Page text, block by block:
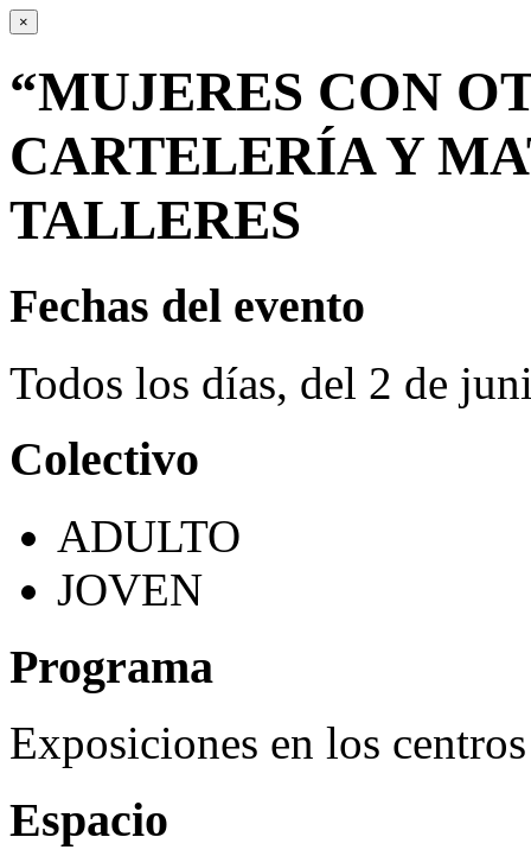
×
“MUJERES CON
CARTELERÍA Y
TALLERES
Fechas del evento
Todos los días, del 2 de
Colectivo
ADULTO
JOVEN
Programa
Exposiciones en los
Espacio